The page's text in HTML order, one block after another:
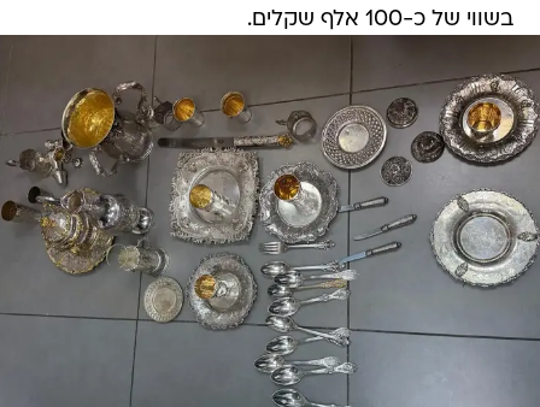
בשווי של כ-100 אלף שקלים.